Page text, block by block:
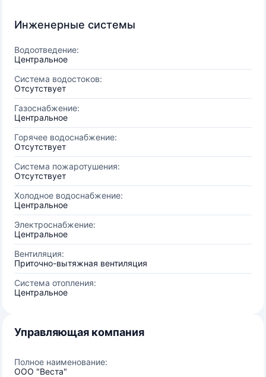
Инженерные системы
Водоотведение:
Центральное
Система водостоков:
Отсутствует
Газоснабжение:
Центральное
Горячее водоснабжение:
Отсутствует
Система пожаротушения:
Отсутствует
Холодное водоснабжение:
Центральное
Электроснабжение:
Центральное
Вентиляция:
Приточно-вытяжная вентиляция
Система отопления:
Центральное
Управляющая компания
Полное наименование:
ООО "Веста"